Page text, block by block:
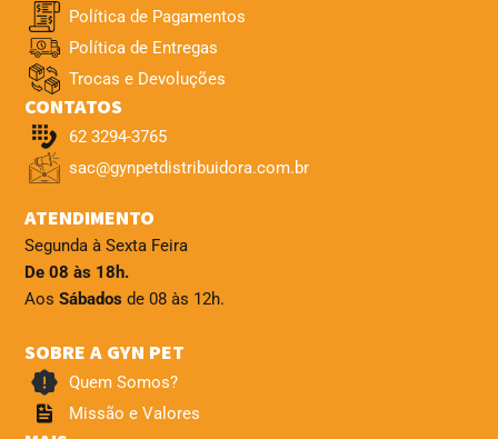
Política de Pagamentos
Política de Entregas
Trocas e Devoluções
CONTATOS
62 3294-3765
sac@gynpetdistribuidora.com.br
ATENDIMENTO
Segunda à Sexta Feira
De 08 às 18h.
Aos Sábados de 08 às 12h.
SOBRE A GYN PET
Quem Somos?
Missão e Valores